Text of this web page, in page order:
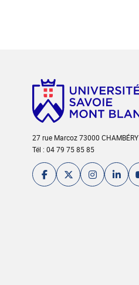
27 rue Marcoz 73000 CHAMBÉRY
Tél : 04 79 75 85 85